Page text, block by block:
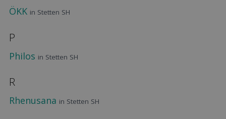
ÖKK in Stetten SH
P
Philos in Stetten SH
R
Rhenusana in Stetten SH